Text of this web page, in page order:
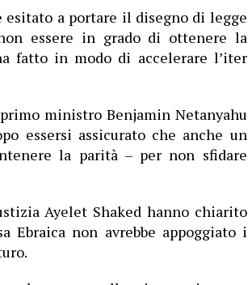
a portare il disegno di legge
essere in grado di ottenere la
fatto in modo di accelerare l’iter
ministro Benjamin Netanyahu
essersi assicurato che anche un
la parità – per non sfidare
Ayelet Shaked hanno chiarito
Ebraica non avrebbe appoggiato i